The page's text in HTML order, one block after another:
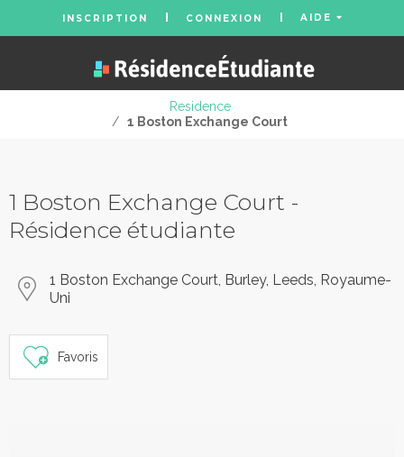
INSCRIPTION CONNEXION AIDE
Residence
/ 1 Boston Exchange Court
1 Boston Exchange Court -
Résidence étudiante
1 Boston Exchange Court, Burley, Leeds, Royaume-
Uni
Favoris